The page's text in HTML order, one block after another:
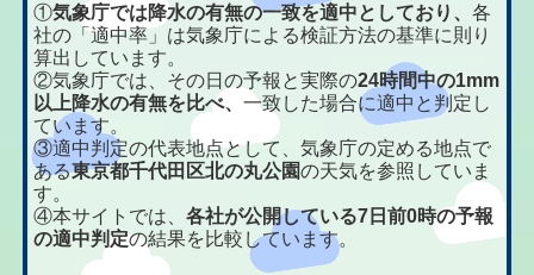
①気象庁では降水の有無の一致を適中としており、各
社の「適中率」は気象庁による検証方法の基準に則り
算出しています。
②気象庁では、その日の予報と実際の24時間中の1mm
以上降水の有無を比べ、一致した場合に適中と判定し
ています。
③適中判定の代表地点として、気象庁の定める地点で
ある東京都千代田区北の丸公園の天気を参照していま
す。
④本サイトでは、各社が公開している7日前0時の予報
の適中判定の結果を比較しています。